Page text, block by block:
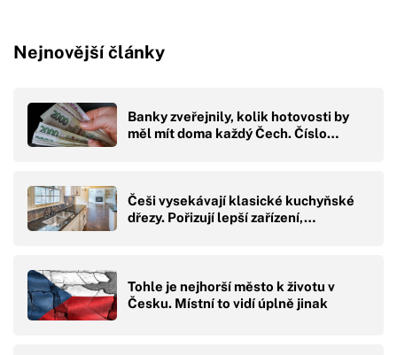
Nejnovější články
Banky zveřejnily, kolik hotovosti by
měl mít doma každý Čech. Číslo…
Češi vysekávají klasické kuchyňské
dřezy. Pořizují lepší zařízení,…
Tohle je nejhorší město k životu v
Česku. Místní to vidí úplně jinak